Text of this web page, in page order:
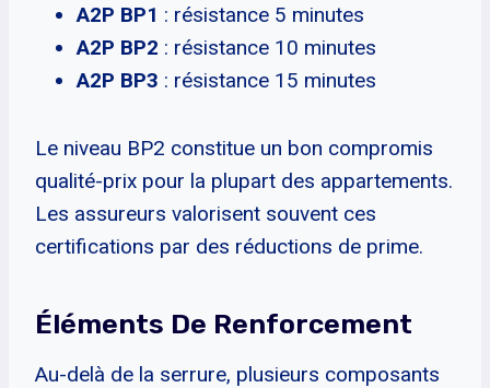
A2P BP1 : résistance 5 minutes
A2P BP2 : résistance 10 minutes
A2P BP3 : résistance 15 minutes
Le niveau BP2 constitue un bon compromis
qualité-prix pour la plupart des appartements.
Les assureurs valorisent souvent ces
certifications par des réductions de prime.
Éléments De Renforcement
Au-delà de la serrure, plusieurs composants